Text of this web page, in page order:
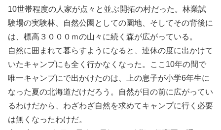
10世帯程度の人家が点々と並ぶ開拓の村だった。林業試
験場の実験林、自然公園としての園地、そしてその背後に
は、標高３０００ｍの山々に続く森が広がっている。
自然に囲まれて暮らすようになると、連休の度に出かけて
いたキャンプにも全く行かなくなった。ここ10年の間で
唯一キャンプにで出かけたのは、上の息子が小学6年生に
なった夏の北海道だけだろう。自然が目の前に広がってい
るわけだから、わざわざ自然を求めてキャンプに行く必要
は無くなったわけだ。